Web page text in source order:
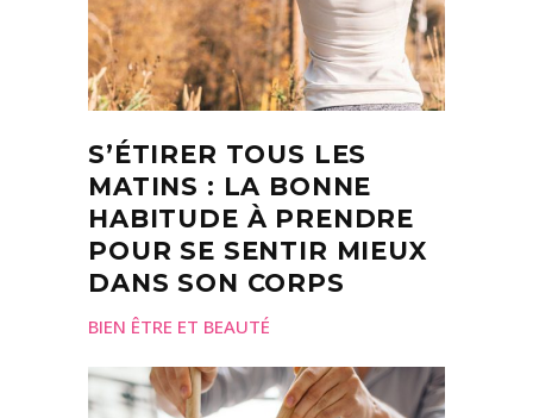
S’ÉTIRER TOUS LES
MATINS : LA BONNE
HABITUDE À PRENDRE
POUR SE SENTIR MIEUX
DANS SON CORPS
BIEN ÊTRE ET BEAUTÉ